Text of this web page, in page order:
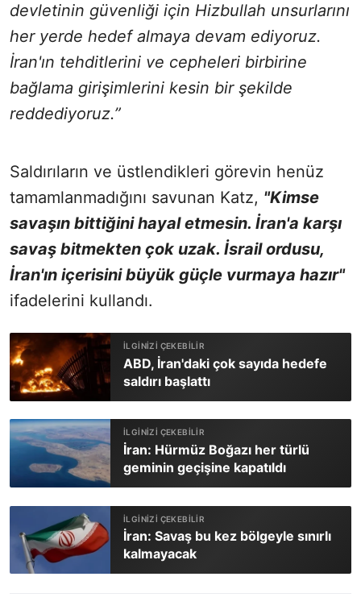
devletinin güvenliği için Hizbullah unsurlarını
her yerde hedef almaya devam ediyoruz.
İran'ın tehditlerini ve cepheleri birbirine
bağlama girişimlerini kesin bir şekilde
reddediyoruz.”
Saldırıların ve üstlendikleri görevin henüz
tamamlanmadığını savunan Katz, "Kimse
savaşın bittiğini hayal etmesin. İran'a karşı
savaş bitmekten çok uzak. İsrail ordusu,
İran'ın içerisini büyük güçle vurmaya hazır"
ifadelerini kullandı.
ABD, İran'daki çok sayıda hedefe
saldırı başlattı
İran: Hürmüz Boğazı her türlü
geminin geçişine kapatıldı
İran: Savaş bu kez bölgeyle sınırlı
kalmayacak